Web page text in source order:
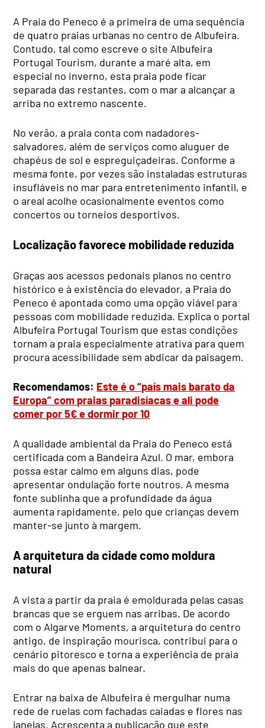
A Praia do Peneco é a primeira de uma sequência
de quatro praias urbanas no centro de Albufeira.
Contudo, tal como escreve o site Albufeira
Portugal Tourism, durante a maré alta, em
especial no inverno, esta praia pode ficar
separada das restantes, com o mar a alcançar a
arriba no extremo nascente.
No verão, a praia conta com nadadores-
salvadores, além de serviços como aluguer de
chapéus de sol e espreguiçadeiras. Conforme a
mesma fonte, por vezes são instaladas estruturas
insufláveis no mar para entretenimento infantil, e
o areal acolhe ocasionalmente eventos como
concertos ou torneios desportivos.
Localização favorece mobilidade reduzida
Graças aos acessos pedonais planos no centro
histórico e à existência do elevador, a Praia do
Peneco é apontada como uma opção viável para
pessoas com mobilidade reduzida. Explica o portal
Albufeira Portugal Tourism que estas condições
tornam a praia especialmente atrativa para quem
procura acessibilidade sem abdicar da paisagem.
Recomendamos: Este é o “país mais barato da
Europa” com praias paradisíacas e ali pode
comer por 5€ e dormir por 10
A qualidade ambiental da Praia do Peneco está
certificada com a Bandeira Azul. O mar, embora
possa estar calmo em alguns dias, pode
apresentar ondulação forte noutros. A mesma
fonte sublinha que a profundidade da água
aumenta rapidamente, pelo que crianças devem
manter-se junto à margem.
A arquitetura da cidade como moldura
natural
A vista a partir da praia é emoldurada pelas casas
brancas que se erguem nas arribas. De acordo
com o Algarve Moments, a arquitetura do centro
antigo, de inspiração mourisca, contribui para o
cenário pitoresco e torna a experiência de praia
mais do que apenas balnear.
Entrar na baixa de Albufeira é mergulhar numa
rede de ruelas com fachadas caiadas e flores nas
janelas. Acrescenta a publicação que este